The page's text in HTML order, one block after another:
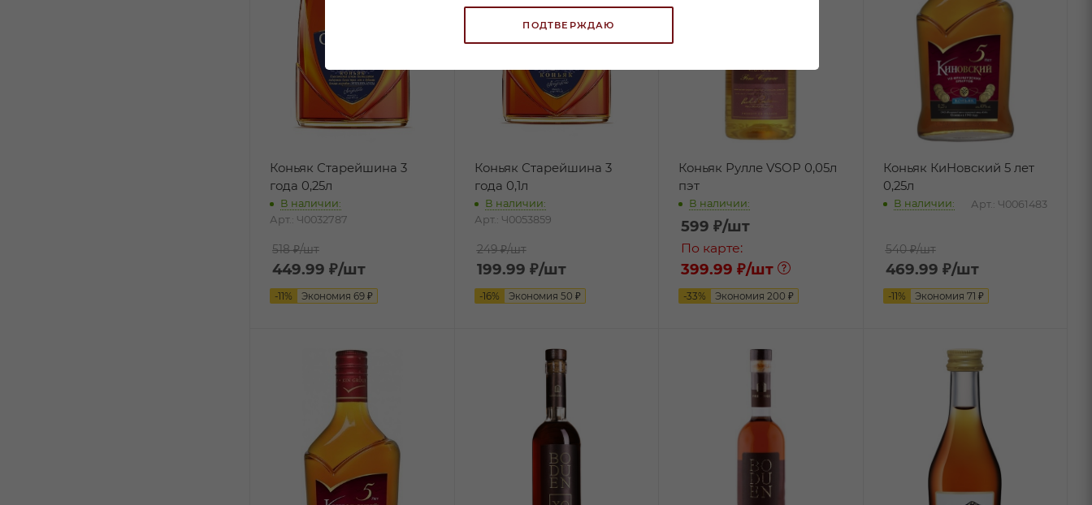
ПОДТВЕРЖДАЮ
Коньяк Старейшина 3
года 0,25л
В наличии:
Арт.: Ч0032787
518 ₽/шт
449.99 ₽/шт
-11% Экономия 69 ₽
Коньяк Старейшина 3
года 0,1л
В наличии:
Арт.: Ч0053859
249 ₽/шт
199.99 ₽/шт
-16% Экономия 50 ₽
Коньяк Рулле VSOP 0,05л
пэт
В наличии:
599 ₽/шт
По карте:
399.99 ₽/шт
-33% Экономия 200 ₽
Коньяк КиНовский 5 лет
0,25л
В наличии: Арт.: Ч0061483
540 ₽/шт
469.99 ₽/шт
-11% Экономия 71 ₽